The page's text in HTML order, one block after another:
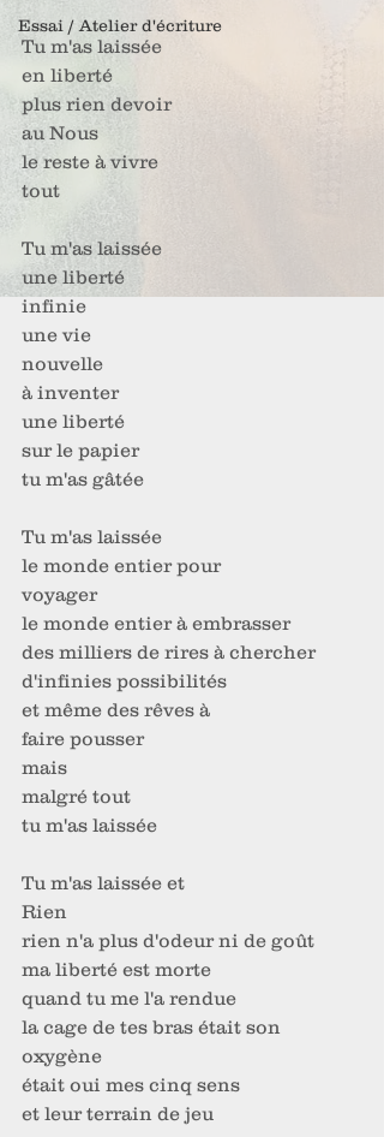
Essai / Atelier d'écriture
Tu m'as laissée
en liberté
plus rien devoir
au Nous
le reste à vivre
tout
Tu m'as laissée
une liberté
infinie
une vie
nouvelle
à inventer
une liberté
sur le papier
tu m'as gâtée
Tu m'as laissée
le monde entier pour
voyager
le monde entier à embrasser
des milliers de rires à chercher
d'infinies possibilités
et même des rêves à
faire pousser
mais
malgré tout
tu m'as laissée
Tu m'as laissée et
Rien
rien n'a plus d'odeur ni de goût
ma liberté est morte
quand tu me l'a rendue
la cage de tes bras était son
oxygène
était oui mes cinq sens
et leur terrain de jeu